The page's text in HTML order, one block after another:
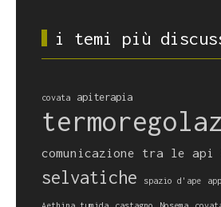
i temi più
covata apiterapia
comunicazione tra le api
selvatiche
spazio d'ape